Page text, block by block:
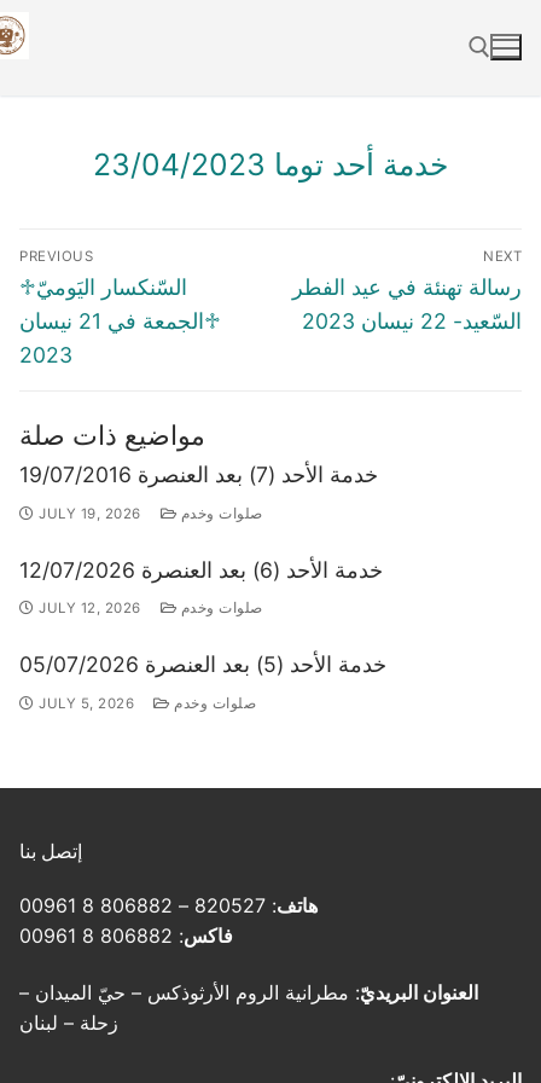
Skip
to
Search for:
خدمة أحد توما 23/04/2023
Post
navigation
PREVIOUS
Previous
post:
♱السّنكسار اليَوميّ
♱الجمعة في 21 نيسان
2023
NEXT
Next
post:
رسالة تهنئة في عيد الفطر
السّعيد- 22 نيسان 2023
مواضيع ذات صلة
خدمة الأحد (7) بعد العنصرة 19/07/2016
JULY 19, 2026 صلوات وخدم
خدمة الأحد (6) بعد العنصرة 12/07/2026
JULY 12, 2026 صلوات وخدم
خدمة الأحد (5) بعد العنصرة 05/07/2026
JULY 5, 2026 صلوات وخدم
إتصل بنا
هاتف: 820527 – 806882 8 00961
فاكس: 806882 8 00961
العنوان البريديّ: مطرانية الروم الأرثوذكس – حيّ الميدان –
زحلة – لبنان